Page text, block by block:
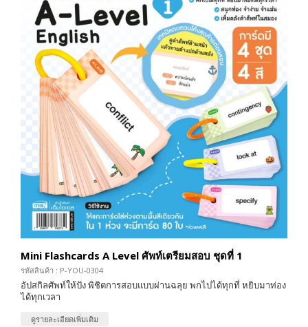
Mini Flashcards A Level ศัพท์เตรียมสอบ ชุดที่ 1
รหัสสินค้า : P-YOU-0304
อัปสกิลศัพท์ให้ปัง พิชิตการสอบแบบผ่านฉลุย พกไปได้ทุกที่ หยิบมาท่อง
ได้ทุกเวลา
ดูรายละเอียดเพิ่มเติม